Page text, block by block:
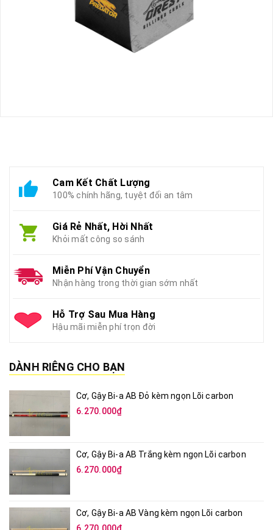
Cam Kết Chất Lượng
100% chính hãng, tuyệt đối an tâm
Giá Rẻ Nhất, Hời Nhất
Khỏi mất công so sánh
Miễn Phí Vận Chuyển
Nhận hàng trong thời gian sớm nhất
Hỗ Trợ Sau Mua Hàng
Hậu mãi miễn phí trọn đời
DÀNH RIÊNG CHO BẠN
Cơ, Gậy Bi-a AB Đỏ kèm ngọn Lõi carbon
6.270.000₫
Cơ, Gậy Bi-a AB Trắng kèm ngọn Lõi carbon
6.270.000₫
Cơ, Gậy Bi-a AB Vàng kèm ngọn Lõi carbon
6.270.000₫